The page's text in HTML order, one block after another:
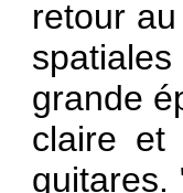
retour
grande
claire et
guitares.